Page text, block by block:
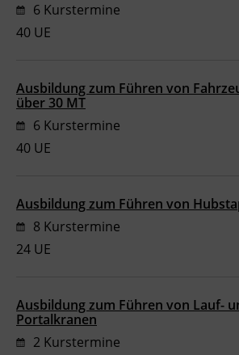
6 Kurstermine
40 UE
Ausbildung zum Führen von
über 30 MT
6 Kurstermine
40 UE
Ausbildung zum Führen von
8 Kurstermine
24 UE
Ausbildung zum Führen von Lauf-
Portalkranen
2 Kurstermine